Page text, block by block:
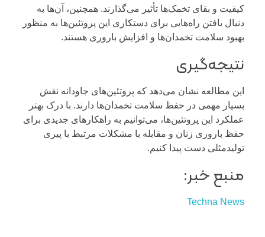
کیفیت و بقای تخمک‌ها تأثیر می‌گذارند. همچنین، آن‌ها به
دنبال یافتن راه‌هایی برای دستکاری این پروتئین‌ها به منظور
بهبود سلامت تخمدان‌ها و افزایش باروری هستند.
نتیجه‌گیری
این مطالعه نشان می‌دهد که پروتئین‌های جاودانه نقش
بسیار مهمی در حفظ سلامت تخمدان‌ها دارند. با درک بهتر
عملکرد این پروتئین‌ها، می‌توانیم به راهکارهای جدیدی برای
حفظ باروری زنان و مقابله با مشکلات مرتبط با پیری
تولیدمثلی دست پیدا کنیم.
منبع خبر:
Techna News